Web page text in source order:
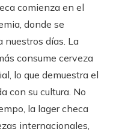
comienza en el
donde se
días. La
consume cerveza
lo que demuestra el
con su cultura. No
la lager checa
internacionales,